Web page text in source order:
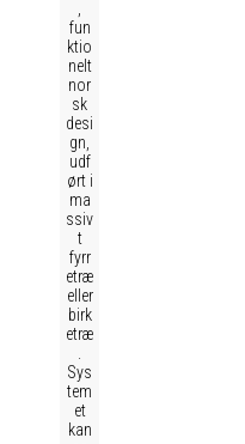
fun
ktio
nelt
nor
sk
desi
gn,
udf
ørt i
ma
ssiv
t
fyrr
etræ
eller
birk
etræ
Sys
tem
et
kan